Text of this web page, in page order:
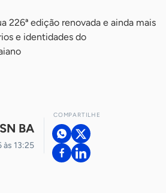
226ª edição renovada e ainda mais
e identidades do
BA
13:25
COMPARTILHE